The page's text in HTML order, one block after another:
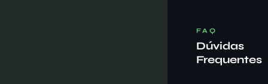
FAQ
Dúvidas
Frequentes